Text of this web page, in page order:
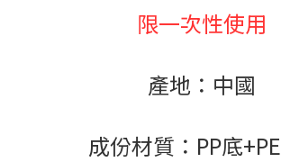
限一次性使用
產地：中國
成份材質：PP底